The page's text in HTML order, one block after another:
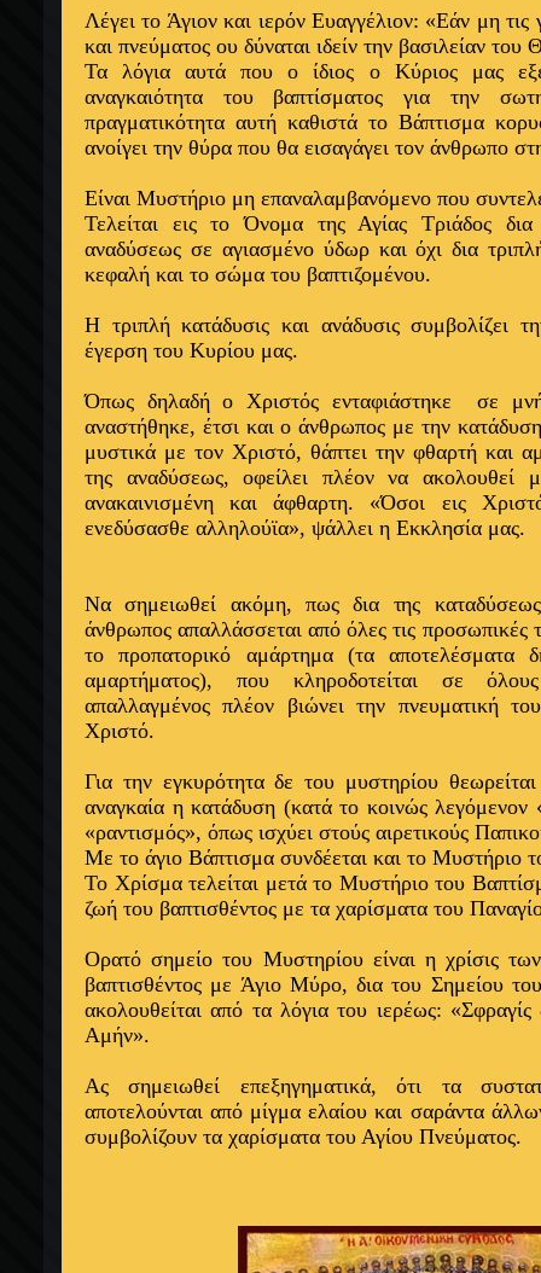
Λέγει το Άγιον και ιερόν Ευαγγέλιον: «Εάν μη τις
και πνεύματος ου δύναται ιδείν την βασιλείαν
Τα λόγια αυτά που ο ίδιος ο Κύριος μας
αναγκαιότητα του βαπτίσματος για την
πραγματικότητα αυτή καθιστά το Βάπτισμα
ανοίγει την θύρα που θα εισαγάγει τον άνθρωπο
Είναι Μυστήριο μη επαναλαμβανόμενο που
Τελείται εις το Όνομα της Αγίας Τριάδος
αναδύσεως σε αγιασμένο ύδωρ και όχι δια
κεφαλή και το σώμα του βαπτιζομένου.
Η τριπλή κατάδυσις και ανάδυσις συμβολίζει
έγερση του Κυρίου μας.
Όπως δηλαδή ο Χριστός ενταφιάστηκε
σε
αναστήθηκε, έτσι και ο άνθρωπος με την
μυστικά με τον Χριστό, θάπτει την φθαρτή και
της αναδύσεως, οφείλει πλέον να
ανακαινισμένη και άφθαρτη. «Όσοι εις
ενεδύσασθε αλληλούϊα», ψάλλει η Εκκλησία μας.
Να σημειωθεί ακόμη, πως δια της
άνθρωπος απαλλάσσεται από όλες τις προσωπικές
το προπατορικό αμάρτημα (τα αποτελέσματα
αμαρτήματος), που κληροδοτείται σε
απαλλαγμένος πλέον βιώνει την πνευματική
Χριστό.
Για την εγκυρότητα δε του μυστηρίου θεωρείται
αναγκαία η κατάδυση (κατά το κοινώς λεγόμενον
«ραντισμός», όπως ισχύει στούς αιρετικούς
Με το άγιο Βάπτισμα συνδέεται και το Μυστήριο
Το Χρίσμα τελείται μετά το Μυστήριο του
ζωή του βαπτισθέντος με τα χαρίσματα του
Ορατό σημείο του Μυστηρίου είναι η χρίσις
βαπτισθέντος με Άγιο Μύρο, δια του Σημείου
ακολουθείται από τα λόγια του ιερέως:
Αμήν».
Ας σημειωθεί επεξηγηματικά, ότι τα
αποτελούνται από μίγμα ελαίου και σαράντα
συμβολίζουν τα χαρίσματα του Αγίου Πνεύματος.